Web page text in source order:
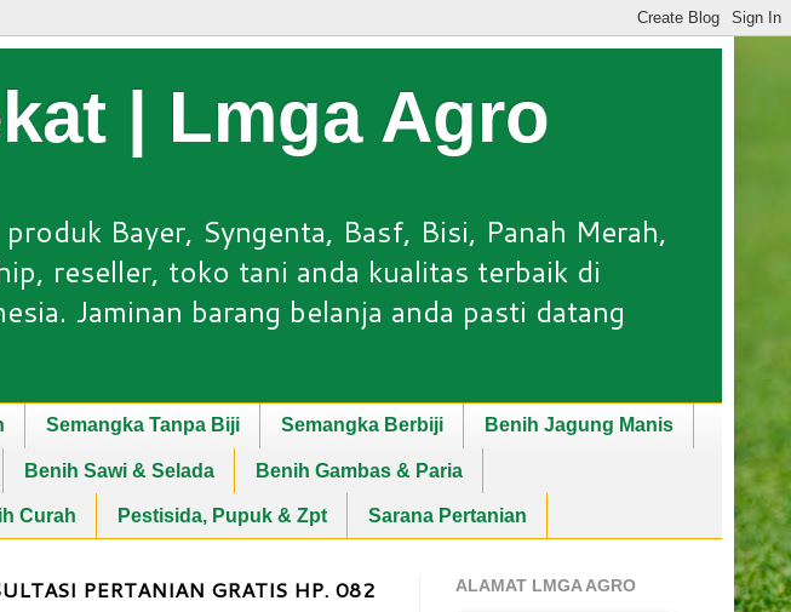
| Lmga Agro
Bayer, Syngenta, Basf, Bisi, Panah Merah,
reseller, toko tani anda kualitas terbaik di
Jaminan barang belanja anda pasti datang
Semangka Tanpa Biji Semangka Berbiji Benih Jagung Manis
Benih Sawi & Selada Benih Gambas & Paria
Curah Pestisida, Pupuk & Zpt Sarana Pertanian
PERTANIAN GRATIS HP. 082
ALAMAT LMGA AGRO